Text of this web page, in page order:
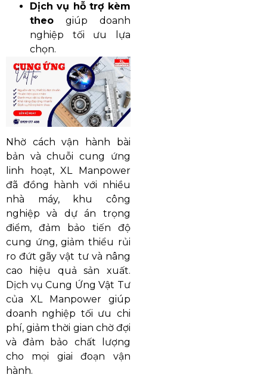
Dịch vụ hỗ trợ kèm
theo giúp doanh
nghiệp tối ưu lựa
chọn.
Nhờ cách vận hành bài
bản và chuỗi cung ứng
linh hoạt, XL Manpower
đã đồng hành với nhiều
nhà máy, khu công
nghiệp và dự án trọng
điểm, đảm bảo tiến độ
cung ứng, giảm thiểu rủi
ro đứt gãy vật tư và nâng
cao hiệu quả sản xuất.
Dịch vụ Cung Ứng Vật Tư
của XL Manpower giúp
doanh nghiệp tối ưu chi
phí, giảm thời gian chờ đợi
và đảm bảo chất lượng
cho mọi giai đoạn vận
hành.